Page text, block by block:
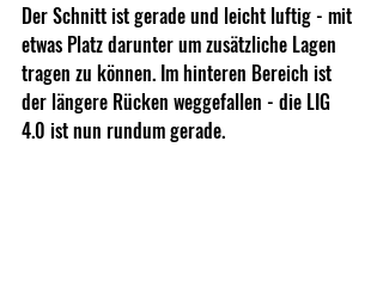
Der Schnitt ist gerade und leicht luftig - mit
etwas Platz darunter um zusätzliche Lagen
tragen zu können. Im hinteren Bereich ist
der längere Rücken weggefallen - die LIG
4.0 ist nun rundum gerade.